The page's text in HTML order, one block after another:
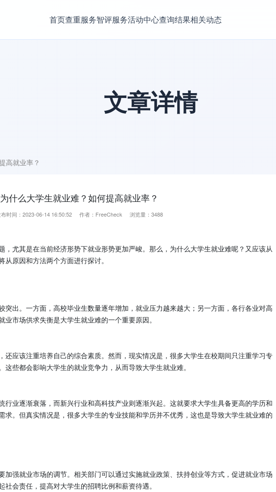
首页查重服务智评服务活动中心查询结果相关动态
文章详情
高就业率？
为什么大学生就业难？如何提高就业率？
布时间：2023-06-14 16:50:52 作者：FreeCheck 浏览量：3488
，尤其是在当前经济形势下就业形势更加严峻。那么，为什么大学生就业难呢？又应该从
原因和方法两个方面进行探讨。
突出。一方面，高校毕业生数量逐年增加，就业压力越来越大；另一方面，各行各业对高
市场供求失衡是大学生就业难的一个重要原因。
还应该注重培养自己的综合素质。然而，现实情况是，很多大学生在校期间只注重学习专
这些都会影响大学生的就业竞争力，从而导致大学生就业难。
行业逐渐衰落，而新兴行业和高科技产业则逐渐兴起。这就要求大学生具备更高的学历和
求。 但真实情况是， 很多大学生的专业技能和学历并不优秀 ，这也是导致大学生就业难的
加强就业市场的调节。 相关部门可以通过实施就业政策、扶持创业等方式，促进就业市场
会责任，提高对大学生的招聘比例和薪资待遇。